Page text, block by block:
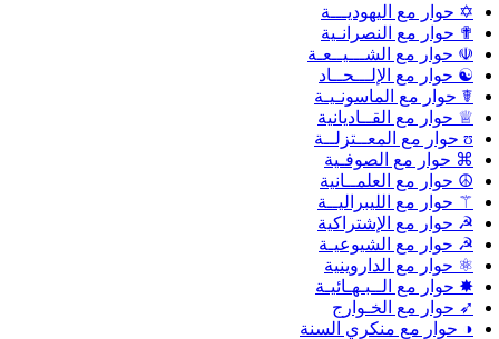
✡ حوار مع اليهوديـــة
✟ حوار مع النصرانـية
☫ حوار مع الشـــيــعـة
☯ حوار مع الإلـــحــاد
☤ حوار مع الماسونـيـة
♕ حوار مع القــاديانية
ʊ حوار مع المعــتزلــة
⌘ حوار مع الصوفـية
☮ حوار مع العلمــانية
⚚ حوار مع الليبراليــة
☭ حوار مع الإشتراكية
☭ حوار مع الشيوعيـة
⚛ حوار مع الداروينية
✸ حوار مع الــبـهـائيـة
➶ حوار مع الخـوارج
◑ حوار مع منكري السنة